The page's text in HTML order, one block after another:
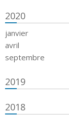
2020
janvier
avril
septembre
2019
2018